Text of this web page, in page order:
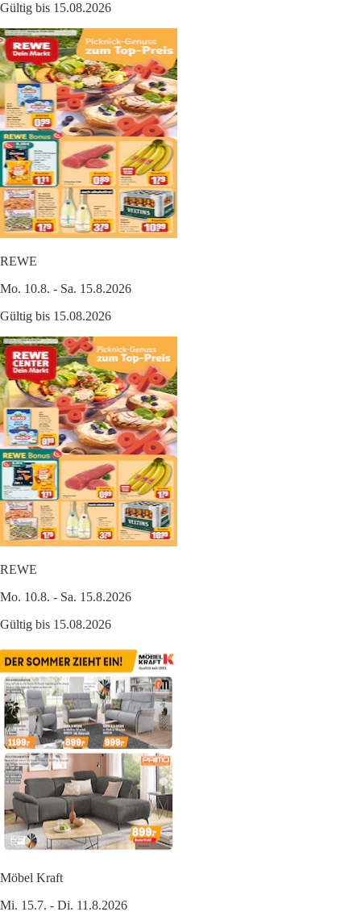
Gültig bis 15.08.2026
REWE
Mo. 10.8. - Sa. 15.8.2026
Gültig bis 15.08.2026
REWE
Mo. 10.8. - Sa. 15.8.2026
Gültig bis 15.08.2026
Möbel Kraft
Mi. 15.7. - Di. 11.8.2026